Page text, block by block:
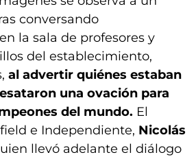
conversando
la sala de profesores y
del establecimiento,
al advertir quiénes estaban
una ovación para
del mundo. El
e Independiente, Nicolás
llevó adelante el diálogo